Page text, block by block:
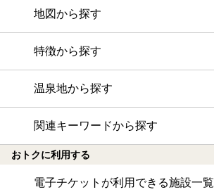
地図から探す
特徴から探す
温泉地から探す
関連キーワードから探す
おトクに利用する
電子チケットが利用できる施設一覧